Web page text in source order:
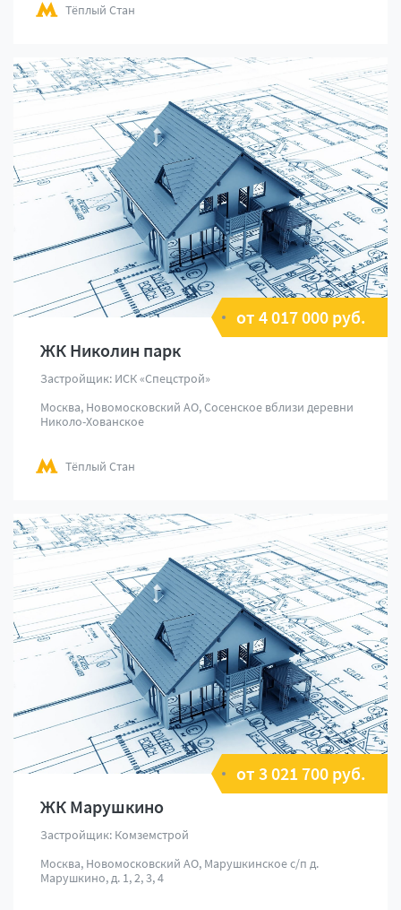
Тёплый Стан
от 4 017 000 руб.
ЖК Николин парк
Застройщик: ИСК «Спецстрой»
Москва, Новомосковский АО, Сосенское вблизи деревни
Николо-Хованское
Тёплый Стан
от 3 021 700 руб.
ЖК Марушкино
Застройщик: Комземстрой
Москва, Новомосковский АО, Марушкинское с/п д.
Марушкино, д. 1, 2, 3, 4